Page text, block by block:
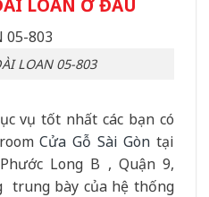
LOAN Ở ĐÂU
LOAN 05-803
vụ tốt nhất các bạn có
Cửa Gỗ Sài Gòn tại
Long B , Quận 9,
trung bày của hệ thống